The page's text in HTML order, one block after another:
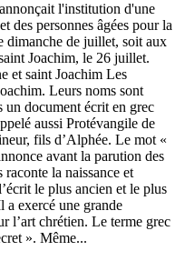
l'institution d'une
des personnes âgées pour la
dimanche de juillet, soit aux
Joachim, le 26 juillet.
et saint Joachim Les
Leurs noms sont
un document écrit en grec
aussi Protévangile de
fils d’Alphée. Le mot «
avant la parution des
la naissance et
le plus ancien et le plus
a exercé une grande
l’art chrétien. Le terme grec
». Même...